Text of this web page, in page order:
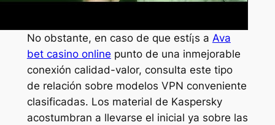
No obstante, en caso de que estí¡s a Ava
bet casino online punto de una inmejorable
conexión calidad-valor, consulta este tipo
de relación sobre modelos VPN conveniente
clasificadas. Los material de Kaspersky
acostumbran a llevarse el inicial ya sobre las